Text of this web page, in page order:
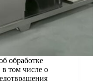
обработке
в том числе о